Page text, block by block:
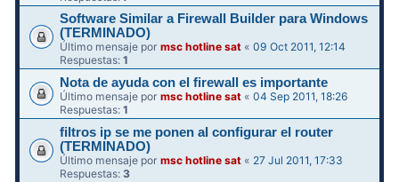
Software Similar a Firewall Builder para Windows
(TERMINADO)
Último mensaje pormsc hotline sat «09 Oct 2011, 12:14
Respuestas:1
Nota de ayuda con el firewall es importante
Último mensaje pormsc hotline sat «04 Sep 2011, 18:26
Respuestas:1
filtros ip se me ponen al configurar el router
(TERMINADO)
Último mensaje pormsc hotline sat « 27 Jul 2011, 17:33
Respuestas: 3